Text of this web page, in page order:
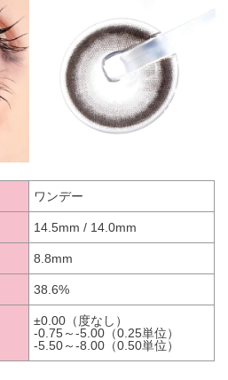
ワンデー
14.5mm / 14.0mm
8.8mm
38.6%
±0.00（度なし）
-0.75～-5.00（0.25単位）
-5.50～-8.00（0.50単位）